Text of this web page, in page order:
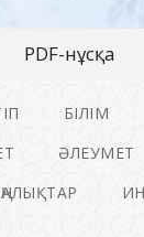
PDF-нұсқа
БІЛІМ
ӘЛЕУМЕТ